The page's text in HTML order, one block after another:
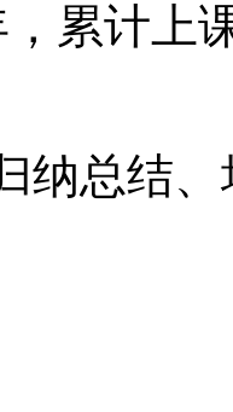
累计上
纳总结